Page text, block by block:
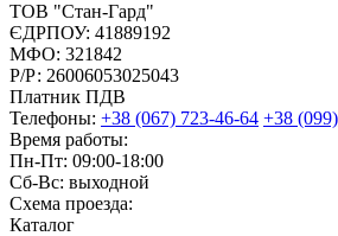
ТОВ "Стан-Гард"
ЄДРПОУ: 41889192
МФО: 321842
Р/Р: 26006053025043
Платник ПДВ
Телефоны: +38 (067) 723-46-64 +38
Время работы:
Пн-Пт: 09:00-18:00
Сб-Вс: выходной
Схема проезда:
Каталог